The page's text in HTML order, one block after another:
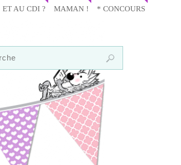
ET AU CDI ? MAMAN ! * CONCOURS